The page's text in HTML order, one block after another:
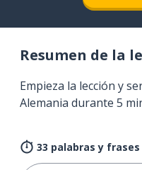
Resumen de la
Empieza la lección y
Alemania durante 5
33 palabras y frases